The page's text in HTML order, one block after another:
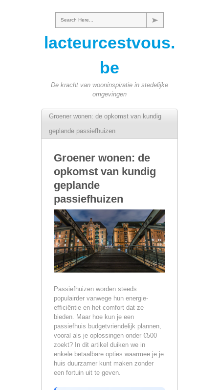
Search Here...
lacteurcestvous.
be
De kracht van wooninspiratie in stedelijke
omgevingen
Groener wonen: de opkomst van kundig
geplande passiefhuizen
Groener wonen: de
opkomst van kundig
geplande
passiefhuizen
Passiefhuizen worden steeds
populairder vanwege hun energie-
efficiëntie en het comfort dat ze
bieden. Maar hoe kun je een
passiefhuis budgetvriendelijk plannen,
vooral als je oplossingen onder €500
zoekt? In dit artikel duiken we in
enkele betaalbare opties waarmee je je
huis duurzamer kunt maken zonder
een fortuin uit te geven.